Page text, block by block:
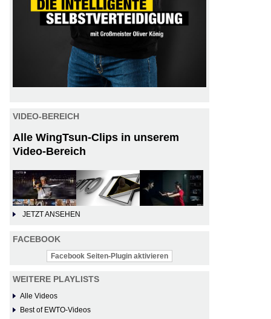
VIDEO-BEREICH
Alle WingTsun-Clips in unserem
Video-Bereich
JETZT ANSEHEN
FACEBOOK
Facebook Seiten-Plugin aktivieren
WEITERE PLAYLISTS
Alle Videos
Best of EWTO-Videos